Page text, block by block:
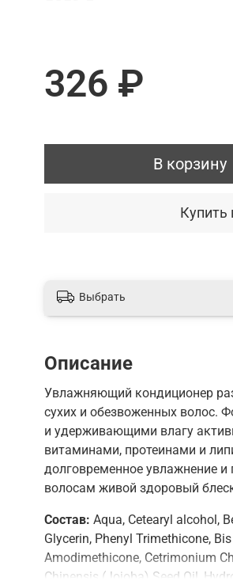
326 ₽
В корзину
Купить
Выбрать
Описание
Увлажняющий кондиционер
сухих и обезвоженных волос.
и удерживающими влагу
витаминами, протеинами и
долговременное увлажнение и
волосам живой здоровый
Состав: Aqua, Cetearyl alcohol,
Glycerin, Phenyl Trimethicone,
Аmodimethicone, Cetrimonium
Chinensis (Jojoba) Seed Oil,